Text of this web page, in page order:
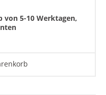
von 5-10 Werktagen,